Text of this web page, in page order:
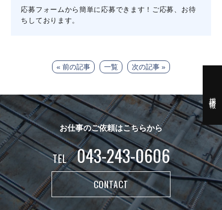
応募フォームから簡単に応募できます！ご応募、お待
ちしております。
« 前の記事 一覧 次の記事 »
お仕事のご依頼はこちらから
TEL 043-243-0606
CONTACT